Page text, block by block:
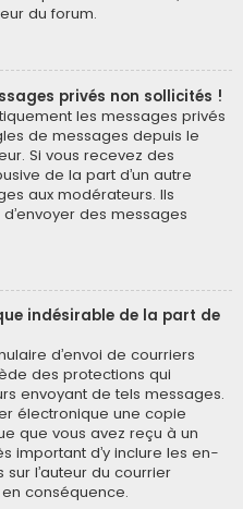
du forum.
privés non sollicités !
les messages privés
de messages depuis le
Si vous recevez des
de la part d’un autre
aux modérateurs. Ils
des messages
indésirable de la part de
d’envoi de courriers
des protections qui
envoyant de tels messages.
électronique une copie
que vous avez reçu à un
important d’y inclure les en-
l’auteur du courrier
conséquence.